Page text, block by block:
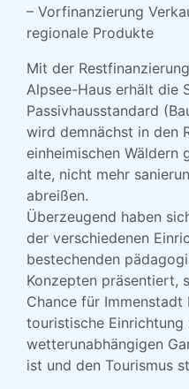
– Vorfinanzierung
regionale
Mit der
Alpsee-Haus erhält die
Passivhausstandard
wird demnächst in den
einheimischen Wäldern
alte, nicht mehr
abreißen.
Überzeugend haben
der verschiedenen
bestechenden
Konzepten präsentiert,
Chance für
touristische Einrichtung
wetterunabhängigen
ist und den Tourismus